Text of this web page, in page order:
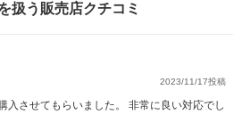
扱う販売店クチコミ
2023/11/17投稿
入させてもらいました。 非常に良い対応でし